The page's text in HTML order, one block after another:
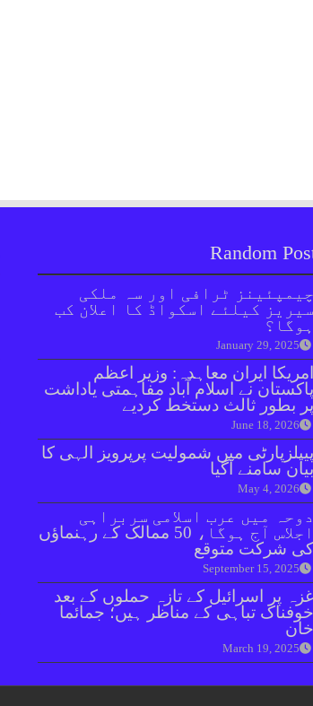
Random
چیمپئینز ٹرافی اور سہ ملکی
سیریز کیلئے اسکواڈ کا اعلان کب
ہوگا؟
January 29, 2025
امریکا ایران معاہدہ: وزیر اعظم
پاکستان نے اسلام آباد مفاہمتی یاداشت
پر بطور ثالث دستخط کردیے
June 18, 2026
پیپلزپارٹی میں شمولیت پرپرویز الہی کا
بیان سامنے آگیا
May 4, 2026
دوحہ میں عرب اسلامی سربراہی
اجلاس آج ہوگا، 50 ممالک کے رہنماؤں
کی شرکت متوقع
September 15, 2025
غزہ پر اسرائیل کے تازہ حملوں کے بعد
خوفناک تباہی کے مناظر ہیں؛ جمائما
خان
March 19, 2025